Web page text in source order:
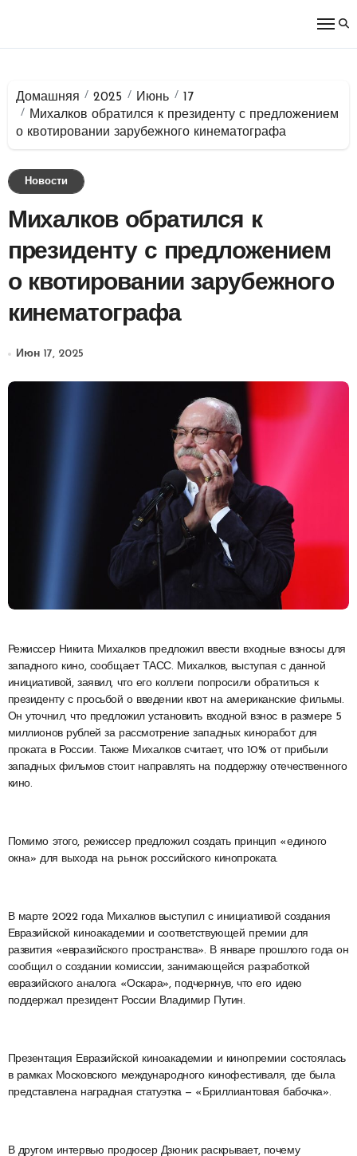
Домашняя 2025 Июнь
17
Михалков обратился к президенту с предложением
о квотировании зарубежного кинематографа
Новости
Михалков обратился к
президенту с предложением
о квотировании зарубежного
кинематографа
Июн 17, 2025
Режиссер Никита Михалков предложил ввести входные взносы для
западного кино, сообщает ТАСС. Михалков, выступая с данной
инициативой, заявил, что его коллеги попросили обратиться к
президенту с просьбой о введении квот на американские фильмы.
Он уточнил, что предложил установить входной взнос в размере 5
миллионов рублей за рассмотрение западных киноработ для
проката в России. Также Михалков считает, что 10% от прибыли
западных фильмов стоит направлять на поддержку отечественного
кино.
Помимо этого, режиссер предложил создать принцип «единого
окна» для выхода на рынок российского кинопроката.
В марте 2022 года Михалков выступил с инициативой создания
Евразийской киноакадемии и соответствующей премии для
развития «евразийского пространства». В январе прошлого года он
сообщил о создании комиссии, занимающейся разработкой
евразийского аналога «Оскара», подчеркнув, что его идею
поддержал президент России Владимир Путин.
Презентация Евразийской киноакадемии и кинопремии состоялась
в рамках Московского международного кинофестиваля, где была
представлена наградная статуэтка — «Бриллиантовая бабочка».
В другом интервью продюсер Дзюник раскрывает, почему